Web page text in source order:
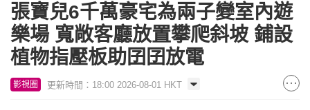
張寶兒6千萬豪宅為兩子變室內遊
樂場 寬敞客廳放置攀爬斜坡 鋪設
植物指壓板助囝囝放電
影視圈 更新時間：18:00 2026-08-01 HKT